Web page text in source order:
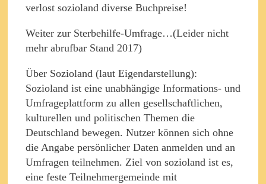
verlost sozioland diverse Buchpreise!
Weiter zur Sterbehilfe-Umfrage…(Leider nicht
mehr abrufbar Stand 2017)
Über Sozioland (laut Eigendarstellung):
Sozioland ist eine unabhängige Informations- und
Umfrageplattform zu allen gesellschaftlichen,
kulturellen und politischen Themen die
Deutschland bewegen. Nutzer können sich ohne
die Angabe persönlicher Daten anmelden und an
Umfragen teilnehmen. Ziel von sozioland ist es,
eine feste Teilnehmergemeinde mit